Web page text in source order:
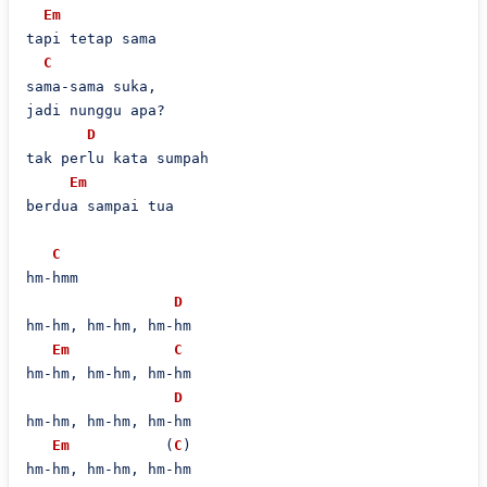
Em
tapi tetap sama
C
sama-sama suka,
jadi nunggu apa?
D
tak perlu kata sumpah
Em
berdua sampai tua
C
hm-hmm
D
hm-hm, hm-hm, hm-hm
Em
C
hm-hm, hm-hm, hm-hm
D
hm-hm, hm-hm, hm-hm
Em
           (
C )
hm-hm, hm-hm, hm-hm